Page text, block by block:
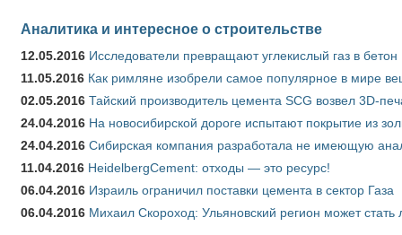
Аналитика и интересное о строительстве
12.05.2016 Исследователи превращают углекислый газ в бетон
11.05.2016 Как римляне изобрели самое популярное в мире
02.05.2016 Тайский производитель цемента SCG возвел 3D-
24.04.2016 На новосибирской дороге испытают покрытие из
24.04.2016 Сибирская компания разработала не имеющую
11.04.2016 HeidelbergCement: отходы — это ресурс!
06.04.2016 Израиль ограничил поставки цемента в сектор Газа
06.04.2016 Михаил Скороход: Ульяновский регион может